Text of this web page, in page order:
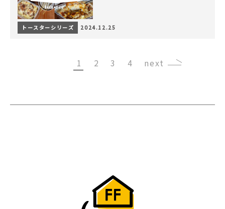
トースターシリーズ 2024.12.25
1 2 3 4 ›